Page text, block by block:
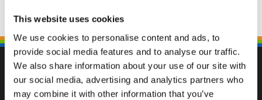
This website uses cookies
We use cookies to personalise content and ads, to
provide social media features and to analyse our traffic.
We also share information about your use of our site with
our social media, advertising and analytics partners who
may combine it with other information that you’ve